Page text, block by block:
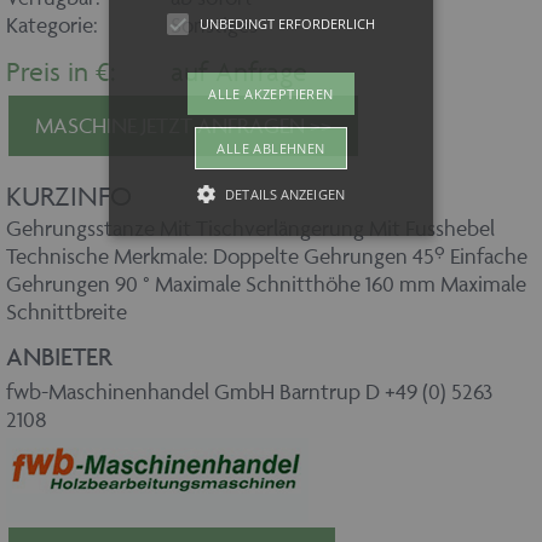
Kategorie:
Sonstiges
Preis in €: auf Anfrage
MASCHINE JETZT ANFRAGEN >>
KURZINFO
Gehrungsstanze Mit Tischverlängerung Mit Fusshebel
Technische Merkmale: Doppelte Gehrungen 45º Einfache
Gehrungen 90 ° Maximale Schnitthöhe 160 mm Maximale
Schnittbreite
ANBIETER
fwb-Maschinenhandel GmbH Barntrup D +49 (0) 5263
2108
UNBEDINGT ERFORDERLICH
ALLE AKZEPTIEREN
ALLE ABLEHNEN
DETAILS ANZEIGEN
Unbedingt erforderlich
dieses Cookie-Banner. Ohne die
unbedingt erforderlichen Cookies kann
müssten Sie beispielsweise ohne dieses
Cookie-Banner auf jeder Seite Ihre